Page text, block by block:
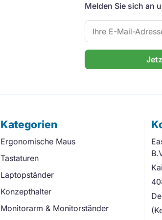
Melden Sie sich an
Kategorien
Ergonomische Maus
Tastaturen
Laptopständer
Konzepthalter
Monitorarm & Monitorständer